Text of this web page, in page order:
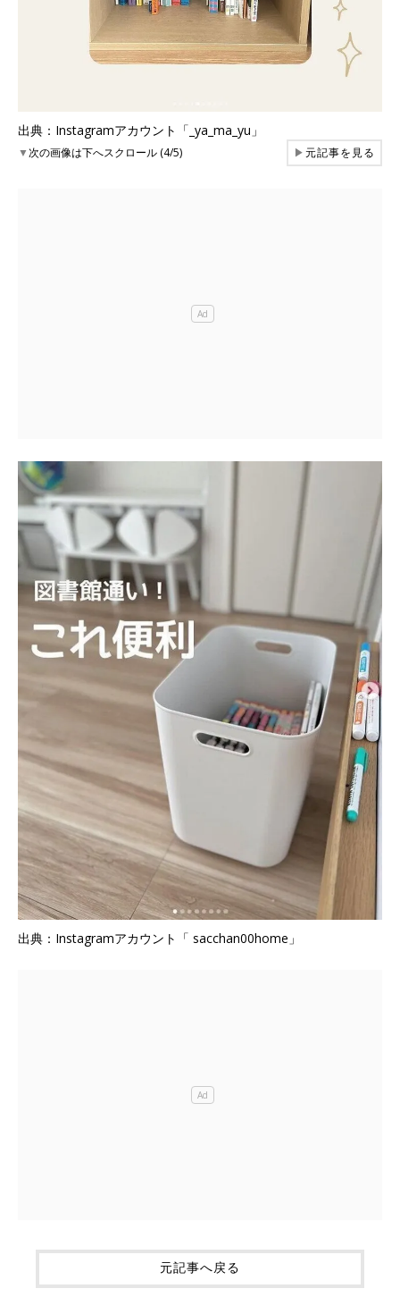
出典：Instagramアカウント「_ya_ma_yu」
▼次の画像は下へスクロール (4/5) ▶元記事を見る
出典：Instagramアカウント「 sacchan00home」
元記事へ戻る